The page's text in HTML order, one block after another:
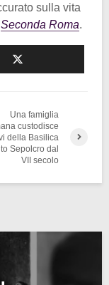
sulla vita
Seconda Roma.
Una famiglia
custodisce
della Basilica
Sepolcro dal
VII secolo